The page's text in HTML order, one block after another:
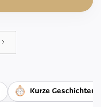
Kurze Geschichten